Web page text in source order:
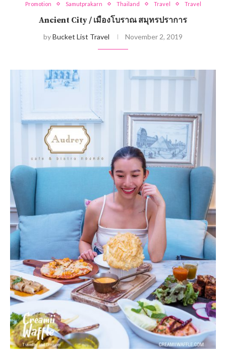
Promotion Samutprakarn Thailand Travel Travel
Ancient City / เมืองโบราณ สมุทรปราการ
byBucket List Travel November 2, 2019